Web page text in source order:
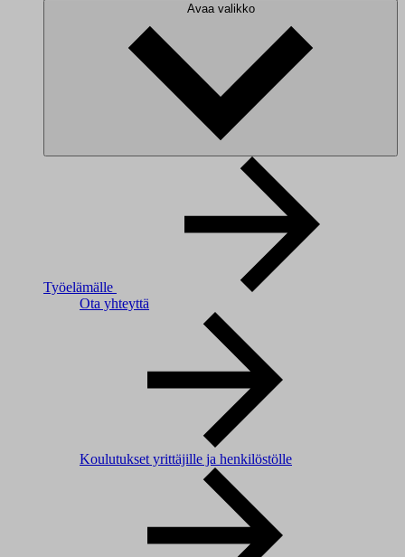
Avaa valikko
Työelämälle
Ota yhteyttä
Koulutukset yrittäjille ja henkilöstölle